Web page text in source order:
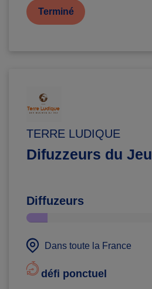
Terminé
TERRE LUDIQUE
Difuzzeurs du Jeu
Diffuzeurs
Dans toute la France
défi ponctuel